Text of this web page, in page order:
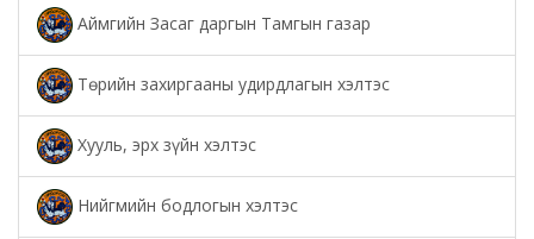
Аймгийн Засаг даргын Тамгын газар
Төрийн захиргааны удирдлагын хэлтэс
Хууль, эрх зүйн хэлтэс
Нийгмийн бодлогын хэлтэс